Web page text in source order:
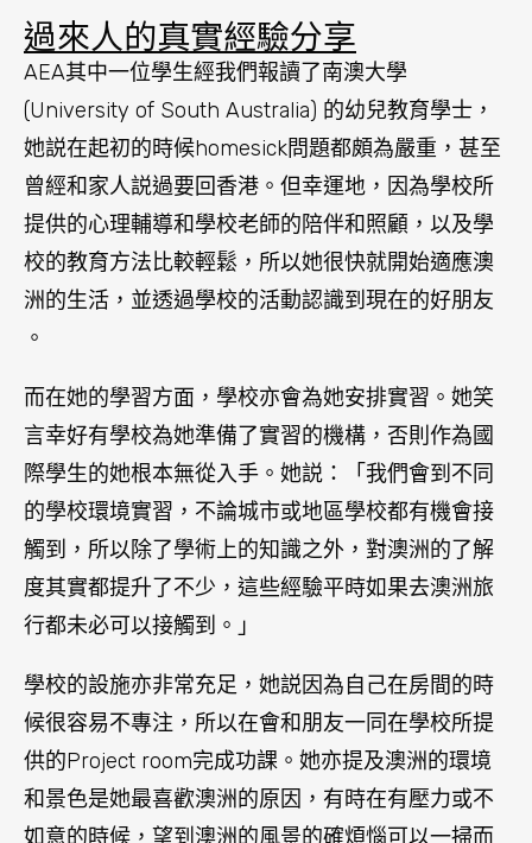
過來人的真實經驗分享
AEA其中一位學生經我們報讀了南澳大學
(University of South Australia) 的幼兒教育學士，
她説在起初的時候homesick問題都頗為嚴重，甚至
曾經和家人説過要回香港。但幸運地，因為學校所
提供的心理輔導和學校老師的陪伴和照顧，以及學
校的教育方法比較輕鬆，所以她很快就開始適應澳
洲的生活，並透過學校的活動認識到現在的好朋友
。
而在她的學習方面，學校亦會為她安排實習。她笑
言幸好有學校為她準備了實習的機構，否則作為國
際學生的她根本無從入手。她説：「我們會到不同
的學校環境實習，不論城市或地區學校都有機會接
觸到，所以除了學術上的知識之外，對澳洲的了解
度其實都提升了不少，這些經驗平時如果去澳洲旅
行都未必可以接觸到。」
學校的設施亦非常充足，她説因為自己在房間的時
候很容易不專注，所以在會和朋友一同在學校所提
供的Project room完成功課。她亦提及澳洲的環境
和景色是她最喜歡澳洲的原因，有時在有壓力或不
如意的時候，望到澳洲的風景的確煩惱可以一掃而